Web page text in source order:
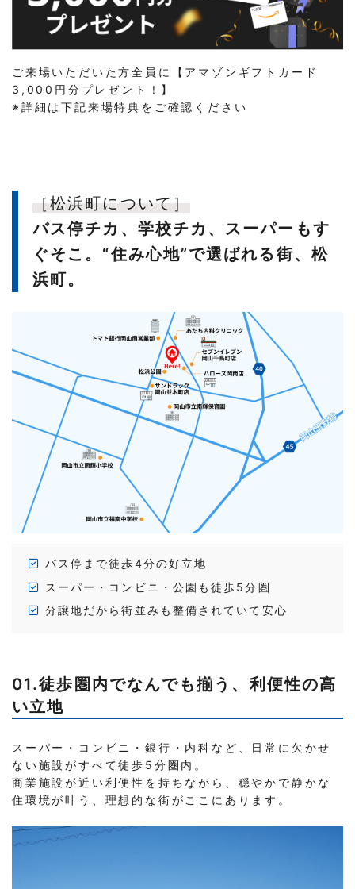
ご来場いただいた方全員に【アマゾンギフトカード
3,000円分プレゼント！】
※詳細は下記来場特典をご確認ください
［松浜町について］
バス停チカ、学校チカ、スーパーもす
ぐそこ。“住み心地”で選ばれる街、松
浜町。
バス停まで徒歩4分の好立地
スーパー・コンビニ・公園も徒歩5分圏
分譲地だから街並みも整備されていて安心
01.徒歩圏内でなんでも揃う、利便性の高
い立地
スーパー・コンビニ・銀行・内科など、日常に欠かせ
ない施設がすべて徒歩5分圏内。
商業施設が近い利便性を持ちながら、穏やかで静かな
住環境が叶う、理想的な街がここにあります。